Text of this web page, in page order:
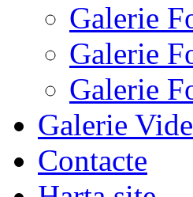
Galerie
Galerie
Galerie
Galerie
Contacte